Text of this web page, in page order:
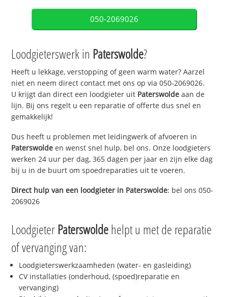
050-2069026
Loodgieterswerk in Paterswolde?
Heeft u lekkage, verstopping of geen warm water? Aarzel
niet en neem direct contact met ons op via 050-2069026.
U krijgt dan direct een loodgieter uit Paterswolde aan de
lijn. Bij ons regelt u een reparatie of offerte dus snel en
gemakkelijk!
Dus heeft u problemen met leidingwerk of afvoeren in
Paterswolde en wenst snel hulp, bel ons. Onze loodgieters
werken 24 uur per dag, 365 dagen per jaar en zijn elke dag
bij u in de buurt om spoedreparaties uit te voeren.
Direct hulp van een loodgieter in Paterswolde: bel ons 050-
2069026
Loodgieter Paterswoldehelpt u met de reparatie
of vervanging van:
Loodgieterswerkzaamheden (water- en gasleiding)
CV installaties (onderhoud, (spoed)reparatie en
vervanging)